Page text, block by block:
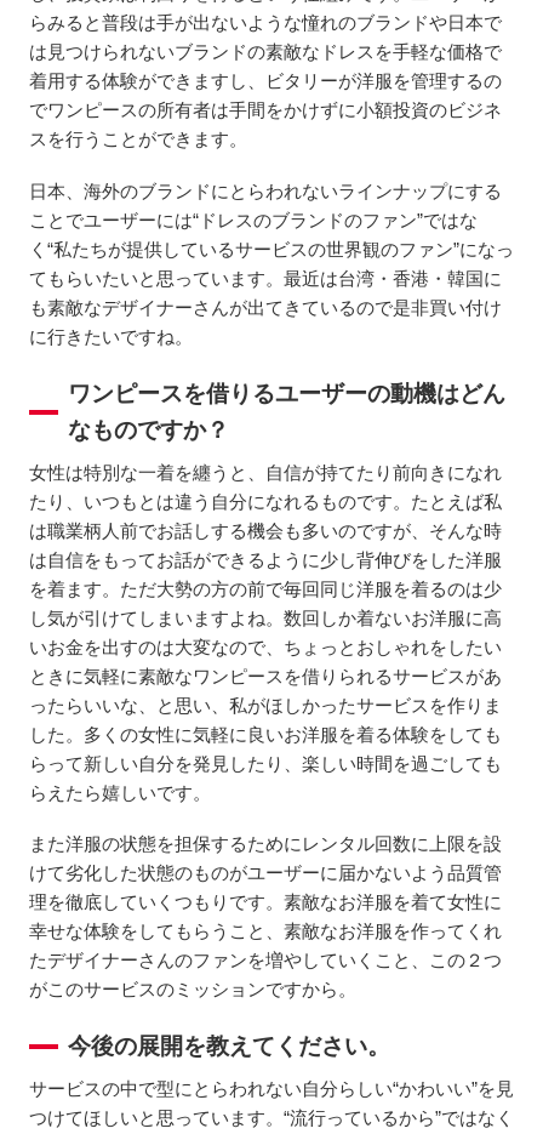
らみると普段は手が出ないような憧れのブランドや日本で
は見つけられないブランドの素敵なドレスを手軽な価格で
着用する体験ができますし、ビタリーが洋服を管理するの
でワンピースの所有者は手間をかけずに小額投資のビジネ
スを行うことができます。
日本、海外のブランドにとらわれないラインナップにする
ことでユーザーには“ドレスのブランドのファン”ではな
く“私たちが提供しているサービスの世界観のファン”になっ
てもらいたいと思っています。最近は台湾・香港・韓国に
も素敵なデザイナーさんが出てきているので是非買い付け
に行きたいですね。
ワンピースを借りるユーザーの動機はどん
なものですか？
女性は特別な一着を纏うと、自信が持てたり前向きになれ
たり、いつもとは違う自分になれるものです。たとえば私
は職業柄人前でお話しする機会も多いのですが、そんな時
は自信をもってお話ができるように少し背伸びをした洋服
を着ます。ただ大勢の方の前で毎回同じ洋服を着るのは少
し気が引けてしまいますよね。数回しか着ないお洋服に高
いお金を出すのは大変なので、ちょっとおしゃれをしたい
ときに気軽に素敵なワンピースを借りられるサービスがあ
ったらいいな、と思い、私がほしかったサービスを作りま
した。多くの女性に気軽に良いお洋服を着る体験をしても
らって新しい自分を発見したり、楽しい時間を過ごしても
らえたら嬉しいです。
また洋服の状態を担保するためにレンタル回数に上限を設
けて劣化した状態のものがユーザーに届かないよう品質管
理を徹底していくつもりです。素敵なお洋服を着て女性に
幸せな体験をしてもらうこと、素敵なお洋服を作ってくれ
たデザイナーさんのファンを増やしていくこと、この２つ
がこのサービスのミッションですから。
今後の展開を教えてください。
サービスの中で型にとらわれない自分らしい“かわいい”を見
つけてほしいと思っています。“流行っているから”ではなく